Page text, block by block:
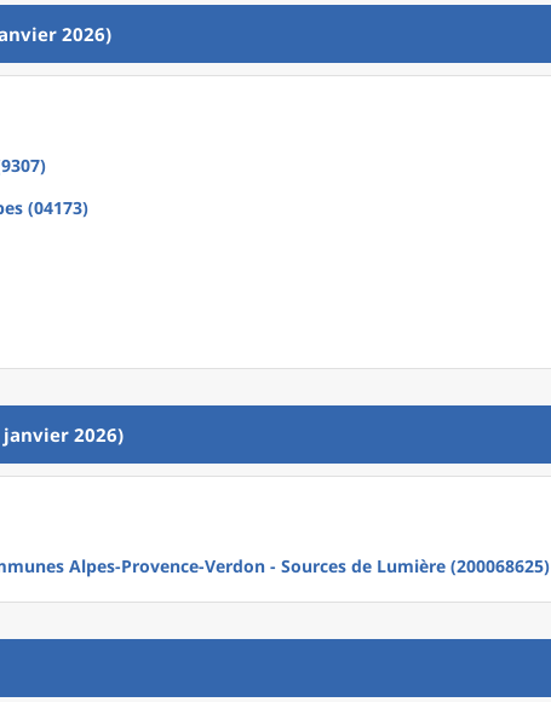
2026)
(04173)
2026)
Alpes-Provence-Verdon - Sources de Lumière (200068625)